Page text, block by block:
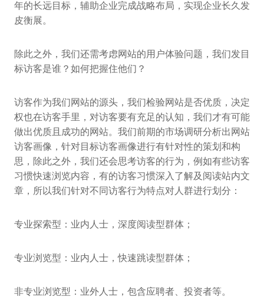
年的长远目标，辅助企业完成战略布局，实现企业长久发
皮衡展。
除此之外，我们还需考虑网站的用户体验问题，我们发目
标访客是谁？如何把握住他们？
访客作为我们网站的源头，我们检验网站是否优质，决定
权也在访客手里，对访客要有充足的认知，我们才有可能
做出优质且成功的网站。我们前期的市场调研分析出网站
访客画像，针对目标访客画像进行有针对性的策划和构
思，除此之外，我们还会思考访客的行为，例如有些访客
习惯快速浏览内容，有的访客习惯深入了解及阅读站内文
章，所以我们针对不同访客行为特点对人群进行划分：
专业探索型：业内人士，深度阅读型群体；
专业浏览型：业内人士，快速跳读型群体；
非专业浏览型：业外人士，包含应聘者、投资者等。